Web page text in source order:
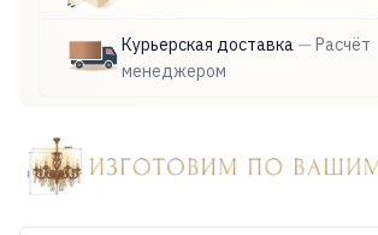
Курьерская доставка — Расчёт
менеджером